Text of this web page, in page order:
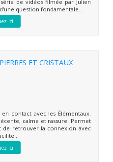
série de vidéos filmée par Julien
question fondamentale...
ici
ET CRISTAUX
contact avec les Élémentaux.
calme et rassure. Permet
retrouver la connexion avec
ici